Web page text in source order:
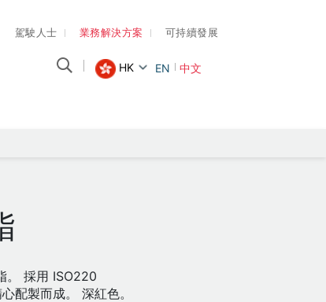
駕駛人士 業務解決方案 可持續發展
HK EN 中文
。 採用 ISO220
配製而成。 深紅色。